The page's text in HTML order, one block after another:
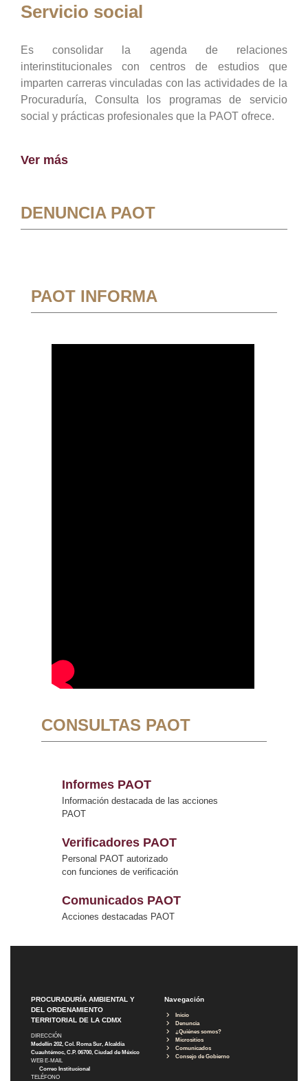
Servicio social
Es consolidar la agenda de relaciones
interinstitucionales con centros de estudios que
imparten carreras vinculadas con las actividades de la
Procuraduría, Consulta los programas de servicio
social y prácticas profesionales que la PAOT ofrece.
Ver más
DENUNCIA PAOT
PAOT INFORMA
CONSULTAS PAOT
Informes PAOT
Información destacada de las acciones
PAOT
Verificadores PAOT
Personal PAOT autorizado
con funciones de verificación
Comunicados PAOT
Acciones destacadas PAOT
PROCURADURÍA AMBIENTAL Y
DEL ORDENAMIENTO
TERRITORIAL DE LA CDMX
DIRECCIÓN
Medellín 202, Col. Roma Sur, Alcaldía
Cuauhtémoc, C.P. 06700, Ciudad de México
WEB E-MAIL
Correo Institucional
TELÉFONO
Navegación
Inicio
Denuncia
¿Quiénes somos?
Micrositios
Comunicados
Consejo de Gobierno